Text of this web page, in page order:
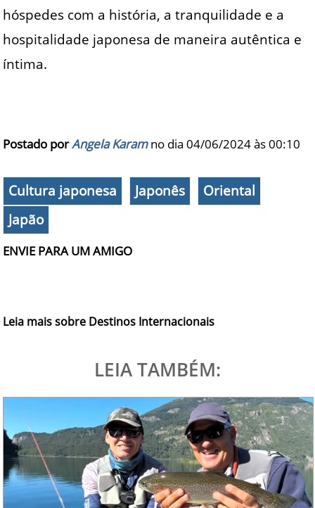
hóspedes com a história, a tranquilidade e a
hospitalidade japonesa de maneira autêntica e
íntima.
Postado porAngela Karamno dia 04/06/2024 às00:10
Cultura japonesa Japonês
Oriental
Japão
ENVIE PARA UM AMIGO
Leia mais sobre Destinos Internacionais
LEIA TAMBÉM: